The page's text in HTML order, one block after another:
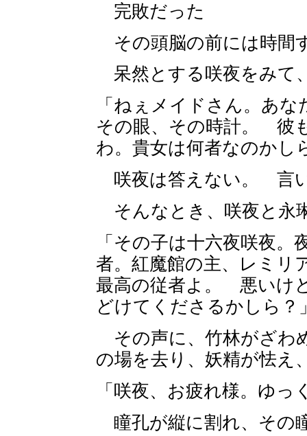
完敗だった
その頭脳の前には時間
呆然とする咲夜をみて
「ねぇメイドさん。あ
その眼、その時計。 彼
わ。貴女は何者なのかし
咲夜は答えない。 言
そんなとき、咲夜と永
「その子は十六夜咲夜
者。紅魔館の主、レミリ
最高の従者よ。 悪いけ
どけてくださるかしら？
その声に、竹林がざわ
の場を去り、妖精が怯え
「咲夜、お疲れ様。ゆ
瞳孔が縦に割れ、その